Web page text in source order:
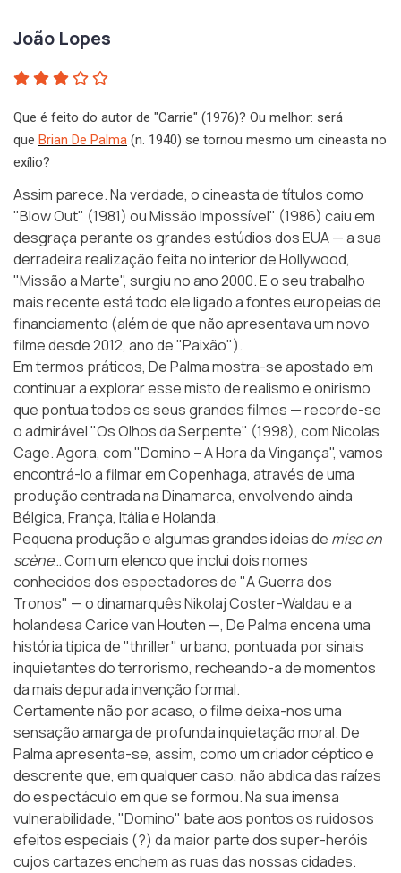
João Lopes
Que é feito do autor de "Carrie" (1976)? Ou melhor: será
que Brian De Palma (n. 1940) se tornou mesmo um cineasta no
exílio?
Assim parece. Na verdade, o cineasta de títulos como
"Blow Out" (1981) ou Missão Impossível" (1986) caiu em
desgraça perante os grandes estúdios dos EUA — a sua
derradeira realização feita no interior de Hollywood,
"Missão a Marte", surgiu no ano 2000. E o seu trabalho
mais recente está todo ele ligado a fontes europeias de
financiamento (além de que não apresentava um novo
filme desde 2012, ano de "Paixão").
Em termos práticos, De Palma mostra-se apostado em
continuar a explorar esse misto de realismo e onirismo
que pontua todos os seus grandes filmes — recorde-se
o admirável "Os Olhos da Serpente" (1998), com Nicolas
Cage. Agora, com "Domino – A Hora da Vingança", vamos
encontrá-lo a filmar em Copenhaga, através de uma
produção centrada na Dinamarca, envolvendo ainda
Bélgica, França, Itália e Holanda.
Pequena produção e algumas grandes ideias de mise en
scène… Com um elenco que inclui dois nomes
conhecidos dos espectadores de "A Guerra dos
Tronos" — o dinamarquês Nikolaj Coster-Waldau e a
holandesa Carice van Houten —, De Palma encena uma
história típica de "thriller" urbano, pontuada por sinais
inquietantes do terrorismo, recheando-a de momentos
da mais depurada invenção formal.
Certamente não por acaso, o filme deixa-nos uma
sensação amarga de profunda inquietação moral. De
Palma apresenta-se, assim, como um criador céptico e
descrente que, em qualquer caso, não abdica das raízes
do espectáculo em que se formou. Na sua imensa
vulnerabilidade, "Domino" bate aos pontos os ruidosos
efeitos especiais (?) da maior parte dos super-heróis
cujos cartazes enchem as ruas das nossas cidades.